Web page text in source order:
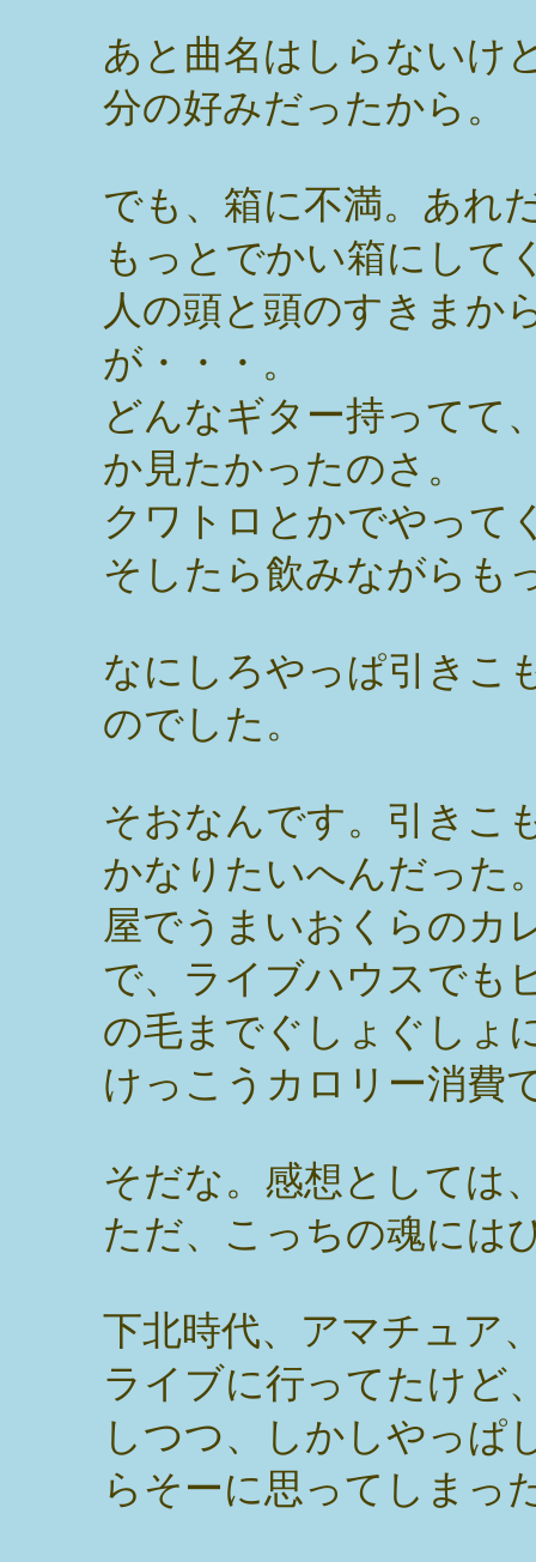
あと曲名はしらないけ
分の好みだったから。
でも、箱に不満。あれ
もっとでかい箱にして
人の頭と頭のすきまか
が・・・。
どんなギター持ってて
か見たかったのさ。
クワトロとかでやって
そしたら飲みながらも
なにしろやっぱ引きこ
のでした。
そおなんです。引きこ
かなりたいへんだった
屋でうまいおくらのカ
で、ライブハウスでも
の毛までぐしょぐしょ
けっこうカロリー消費
そだな。感想としては
ただ、こっちの魂には
下北時代、アマチュア
ライブに行ってたけど
しつつ、しかしやっぱ
らそーに思ってしまっ